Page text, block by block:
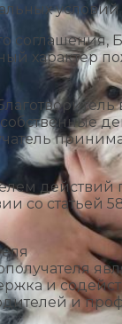
соглашения,
характер
действий
со статьей
и
и